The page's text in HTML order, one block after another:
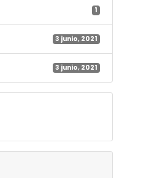
1
3 junio, 2021
3 junio, 2021